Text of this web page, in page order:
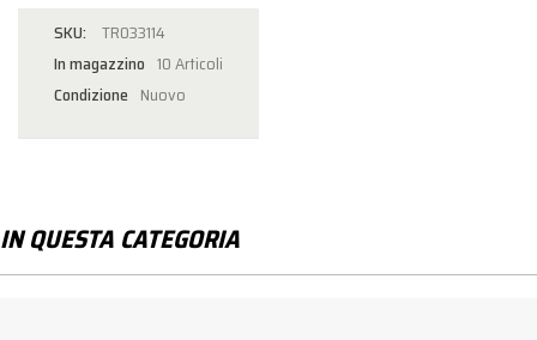
TR033114
In magazzino 10 Articoli
Condizione Nuovo
IN QUESTA CATEGORIA